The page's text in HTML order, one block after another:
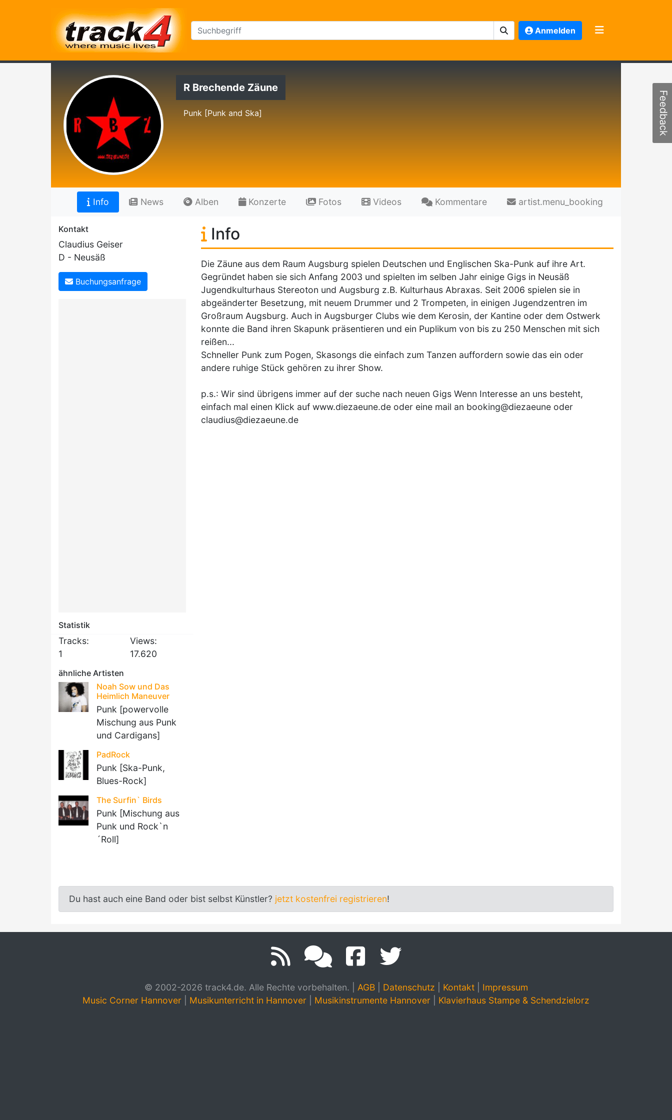
Anmelden
R Brechende Zäune
Punk [Punk and Ska]
Info News Alben Konzerte Fotos Videos Kommentare artist.menu_booking
Kontakt
Claudius Geiser
D - Neusäß
Buchungsanfrage
Statistik
Tracks:
1
Views:
17.620
ähnliche Artisten
Noah Sow und Das
Heimlich Maneuver
Punk [powervolle
Mischung aus Punk
und Cardigans]
PadRock
Punk [Ska-Punk,
Blues-Rock]
The Surfin` Birds
Punk [Mischung aus
Punk und Rock`n
´Roll]
Info
Die Zäune aus dem Raum Augsburg spielen Deutschen und Englischen Ska-Punk auf ihre Art.
Gegründet haben sie sich Anfang 2003 und spielten im selben Jahr einige Gigs in Neusäß
Jugendkulturhaus Stereoton und Augsburg z.B. Kulturhaus Abraxas. Seit 2006 spielen sie in
abgeänderter Besetzung, mit neuem Drummer und 2 Trompeten, in einigen Jugendzentren im
Großraum Augsburg. Auch in Augsburger Clubs wie dem Kerosin, der Kantine oder dem Ostwerk
konnte die Band ihren Skapunk präsentieren und ein Puplikum von bis zu 250 Menschen mit sich
reißen...
Schneller Punk zum Pogen, Skasongs die einfach zum Tanzen auffordern sowie das ein oder
andere ruhige Stück gehören zu ihrer Show.
p.s.: Wir sind übrigens immer auf der suche nach neuen Gigs Wenn Interesse an uns besteht,
einfach mal einen Klick auf www.diezaeune.de oder eine mail an booking@diezaeune oder
claudius@diezaeune.de
Du hast auch eine Band oder bist selbst Künstler? jetzt kostenfrei registrieren!
© 2002-2026 track4.de. Alle Rechte vorbehalten. AGB| Datenschutz Kontakt| Impressum
Music Corner Hannover
Musikunterricht in Hannover Musikinstrumente Hannover Klavierhaus Stampe & Schendzielorz
Feedback